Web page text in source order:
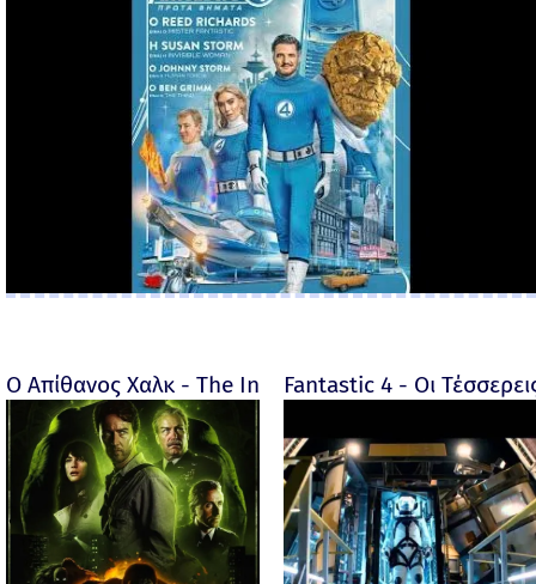
Ο Απίθανος Χαλκ - The Incredible Hulk - 2008
Fantastic 4 - Οι